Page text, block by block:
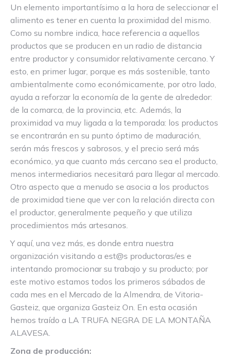
Un elemento importantísimo a la hora de seleccionar el
alimento es tener en cuenta la proximidad del mismo.
Como su nombre indica, hace referencia a aquellos
productos que se producen en un radio de distancia
entre productor y consumidor relativamente cercano. Y
esto, en primer lugar, porque es más sostenible, tanto
ambientalmente como económicamente, por otro lado,
ayuda a reforzar la economía de la gente de alrededor:
de la comarca, de la provincia, etc. Además, la
proximidad va muy ligada a la temporada: los productos
se encontrarán en su punto óptimo de maduración,
serán más frescos y sabrosos, y el precio será más
económico, ya que cuanto más cercano sea el producto,
menos intermediarios necesitará para llegar al mercado.
Otro aspecto que a menudo se asocia a los productos
de proximidad tiene que ver con la relación directa con
el productor, generalmente pequeño y que utiliza
procedimientos más artesanos.
Y aquí, una vez más, es donde entra nuestra
organización visitando a est@s productoras/es e
intentando promocionar su trabajo y su producto; por
este motivo estamos todos los primeros sábados de
cada mes en el Mercado de la Almendra, de Vitoria-
Gasteiz, que organiza Gasteiz On. En esta ocasión
hemos traído a LA TRUFA NEGRA DE LA MONTAÑA
ALAVESA.
Zona de producción: